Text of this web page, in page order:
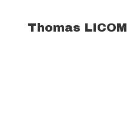
Thomas LICOM